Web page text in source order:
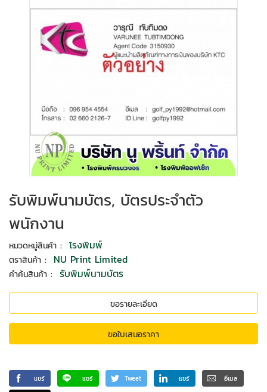
รับพิมพ์นามบัตร, บัตรประจำตัว
พนักงาน
หมวดหมู่สินค้า : โรงพิมพ์
ตราสินค้า : NU Print Limited
คำค้นสินค้า : รับพิมพ์นามบัตร
ขอรายละเอียด
ขอใบเสนอราคา
แชร์ แชร์ Tweet แชร์ อีเมล